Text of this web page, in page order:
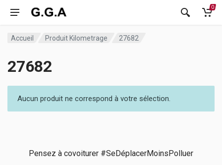
0
Accueil Produit Kilometrage 27682
27682
Aucun produit ne correspond à votre sélection.
Pensez à covoiturer #SeDéplacerMoinsPolluer